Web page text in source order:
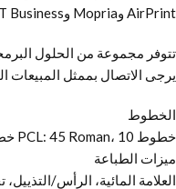
AirPrint وMopria وCanon PRINT Business والطباعة الشاملة من Microsoft
تتوفر مجموعة من الحلول
يرجى الاتصال بممثل
الخطوط
خطوط PCL: 45 Roman، 10 خطوط نقطية
ميزات الطباعة
العلامة المائية، الرأس/